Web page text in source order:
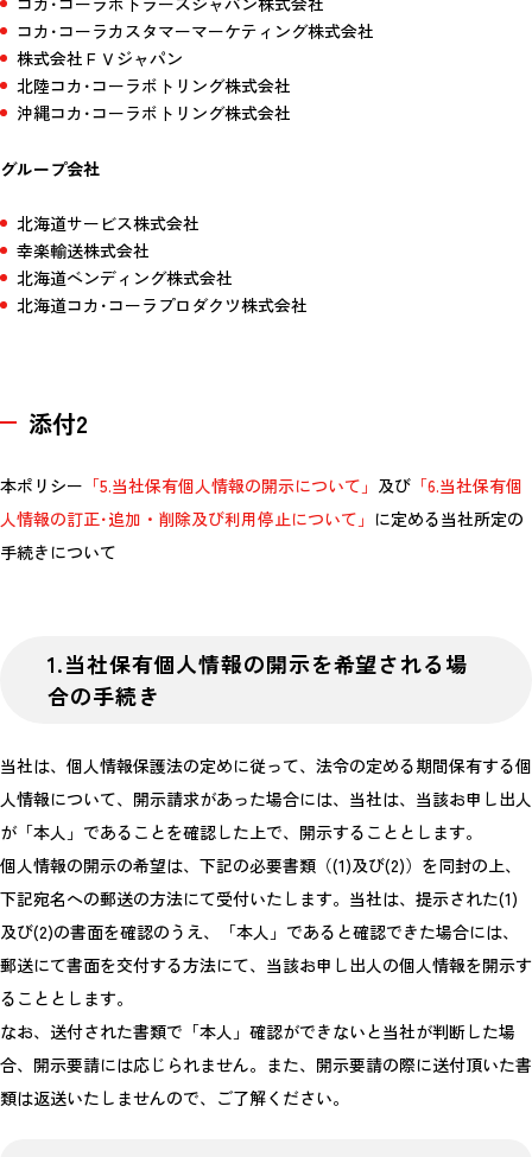
コカ･コーラカスタマーマーケティング株式会社
株式会社ＦＶジャパン
北陸コカ･コーラボトリング株式会社
沖縄コカ･コーラボトリング株式会社
グループ会社
北海道サービス株式会社
幸楽輸送株式会社
北海道ベンディング株式会社
北海道コカ･コーラプロダクツ株式会社
添付2
本ポリシー 「5.当社保有個人情報の開示について」 及び 「6.当社保有個
人情報の訂正･追加・削除及び利用停止について」 に定める当社所定の
手続きについて
1.当社保有個人情報の開示を希望される場
合の手続き
当社は、個人情報保護法の定めに従って、法令の定める期間保有する個
人情報について、開示請求があった場合には、当社は、当該お申し出人
が「本人」であることを確認した上で、開示することとします。
個人情報の開示の希望は、下記の必要書類（(1)及び(2)）を同封の上、
下記宛名への郵送の方法にて受付いたします。当社は、提示された(1)
及び(2)の書面を確認のうえ、「本人」であると確認できた場合には、
郵送にて書面を交付する方法にて、当該お申し出人の個人情報を開示す
ることとします。
なお、送付された書類で「本人」確認ができないと当社が判断した場
合、開示要請には応じられません。また、開示要請の際に送付頂いた書
類は返送いたしませんので、ご了解ください。